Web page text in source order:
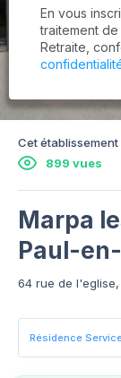
Cet
899 vues
Marpa
Paul-
64 rue de
Résidence
En vous
traitement
Retraite,